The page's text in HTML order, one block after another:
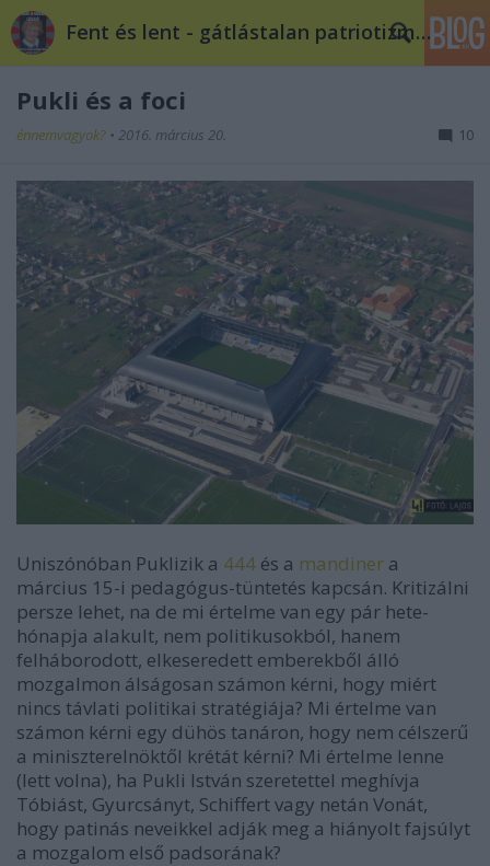
Fent és lent - gátlástalan patriotizmus
Pukli és a foci
énnemvagyok? • 2016. március 20. 10
Uniszónóban Puklizik a 444 és a mandiner a
március 15-i pedagógus-tüntetés kapcsán. Kritizálni
persze lehet, na de mi értelme van egy pár hete-
hónapja alakult, nem politikusokból, hanem
felháborodott, elkeseredett emberekből álló
mozgalmon álságosan számon kérni, hogy miért
nincs távlati politikai stratégiája? Mi értelme van
számon kérni egy dühös tanáron, hogy nem célszerű
a miniszterelnöktől krétát kérni? Mi értelme lenne
(lett volna), ha Pukli István szeretettel meghívja
Tóbiást, Gyurcsányt, Schiffert vagy netán Vonát,
hogy patinás neveikkel adják meg a hiányolt fajsúlyt
a mozgalom első padsorának?